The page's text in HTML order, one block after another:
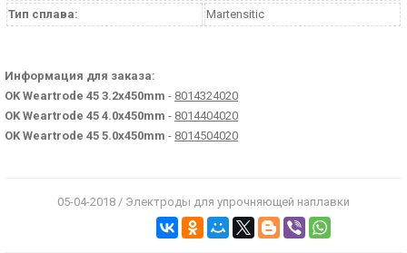
Тип сплава:
Martensitic
Информация для заказа:
OK Weartrode 45 3.2x450mm - 8014324020
OK Weartrode 45 4.0x450mm - 8014404020
OK Weartrode 45 5.0x450mm - 8014504020
05-04-2018 / Электроды для упрочняющей наплавки